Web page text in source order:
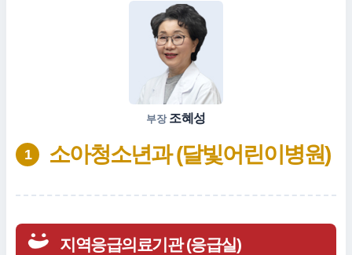
1 소아청소년과 (달빛어린이병원)
부장 조혜성
지역응급의료기관 (응급실)